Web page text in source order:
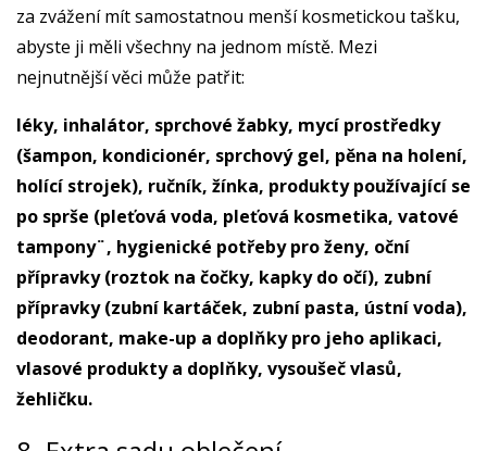
za zvážení mít samostatnou menší kosmetickou tašku,
abyste ji měli všechny na jednom místě. Mezi
nejnutnější věci může patřit:
léky, inhalátor, sprchové žabky, mycí prostředky
(šampon, kondicionér, sprchový gel, pěna na holení,
holící strojek), ručník, žínka, produkty používající se
po sprše (pleťová voda, pleťová kosmetika, vatové
tampony¨, hygienické potřeby pro ženy, oční
přípravky (roztok na čočky, kapky do očí), zubní
přípravky (zubní kartáček, zubní pasta, ústní voda),
deodorant, make-up a doplňky pro jeho aplikaci,
vlasové produkty a doplňky, vysoušeč vlasů,
žehličku.